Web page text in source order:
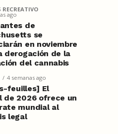
ago
de
se
en noviembre
derogación de la
del cannabis
4 semanas ago
feuilles] El
de 2026 ofrece un
mundial al
legal